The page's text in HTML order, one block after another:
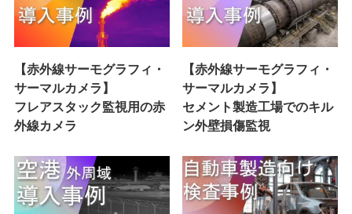
【赤外線サーモグラフィ・
サーマルカメラ】
フレアスタック監視用の赤
外線カメラ
【赤外線サーモグラフィ・
サーマルカメラ】
セメント製造工場でのキル
ン外壁損傷監視